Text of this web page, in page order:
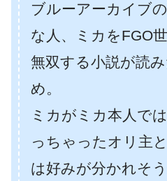
ブルーアーカイブ
な人、ミカをFGO
無双する小説が読
め。
ミカがミカ本人で
っちゃったオリ主
は好みが分かれそ